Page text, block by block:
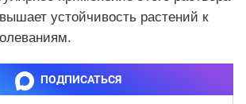
устойчивость растений к
ПОДПИСАТЬСЯ